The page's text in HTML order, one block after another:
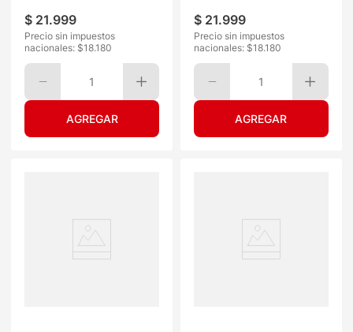
$ 21.999
Precio sin impuestos
nacionales: $18.180
1
$ 21.999
Precio sin impuestos
nacionales: $18.180
1